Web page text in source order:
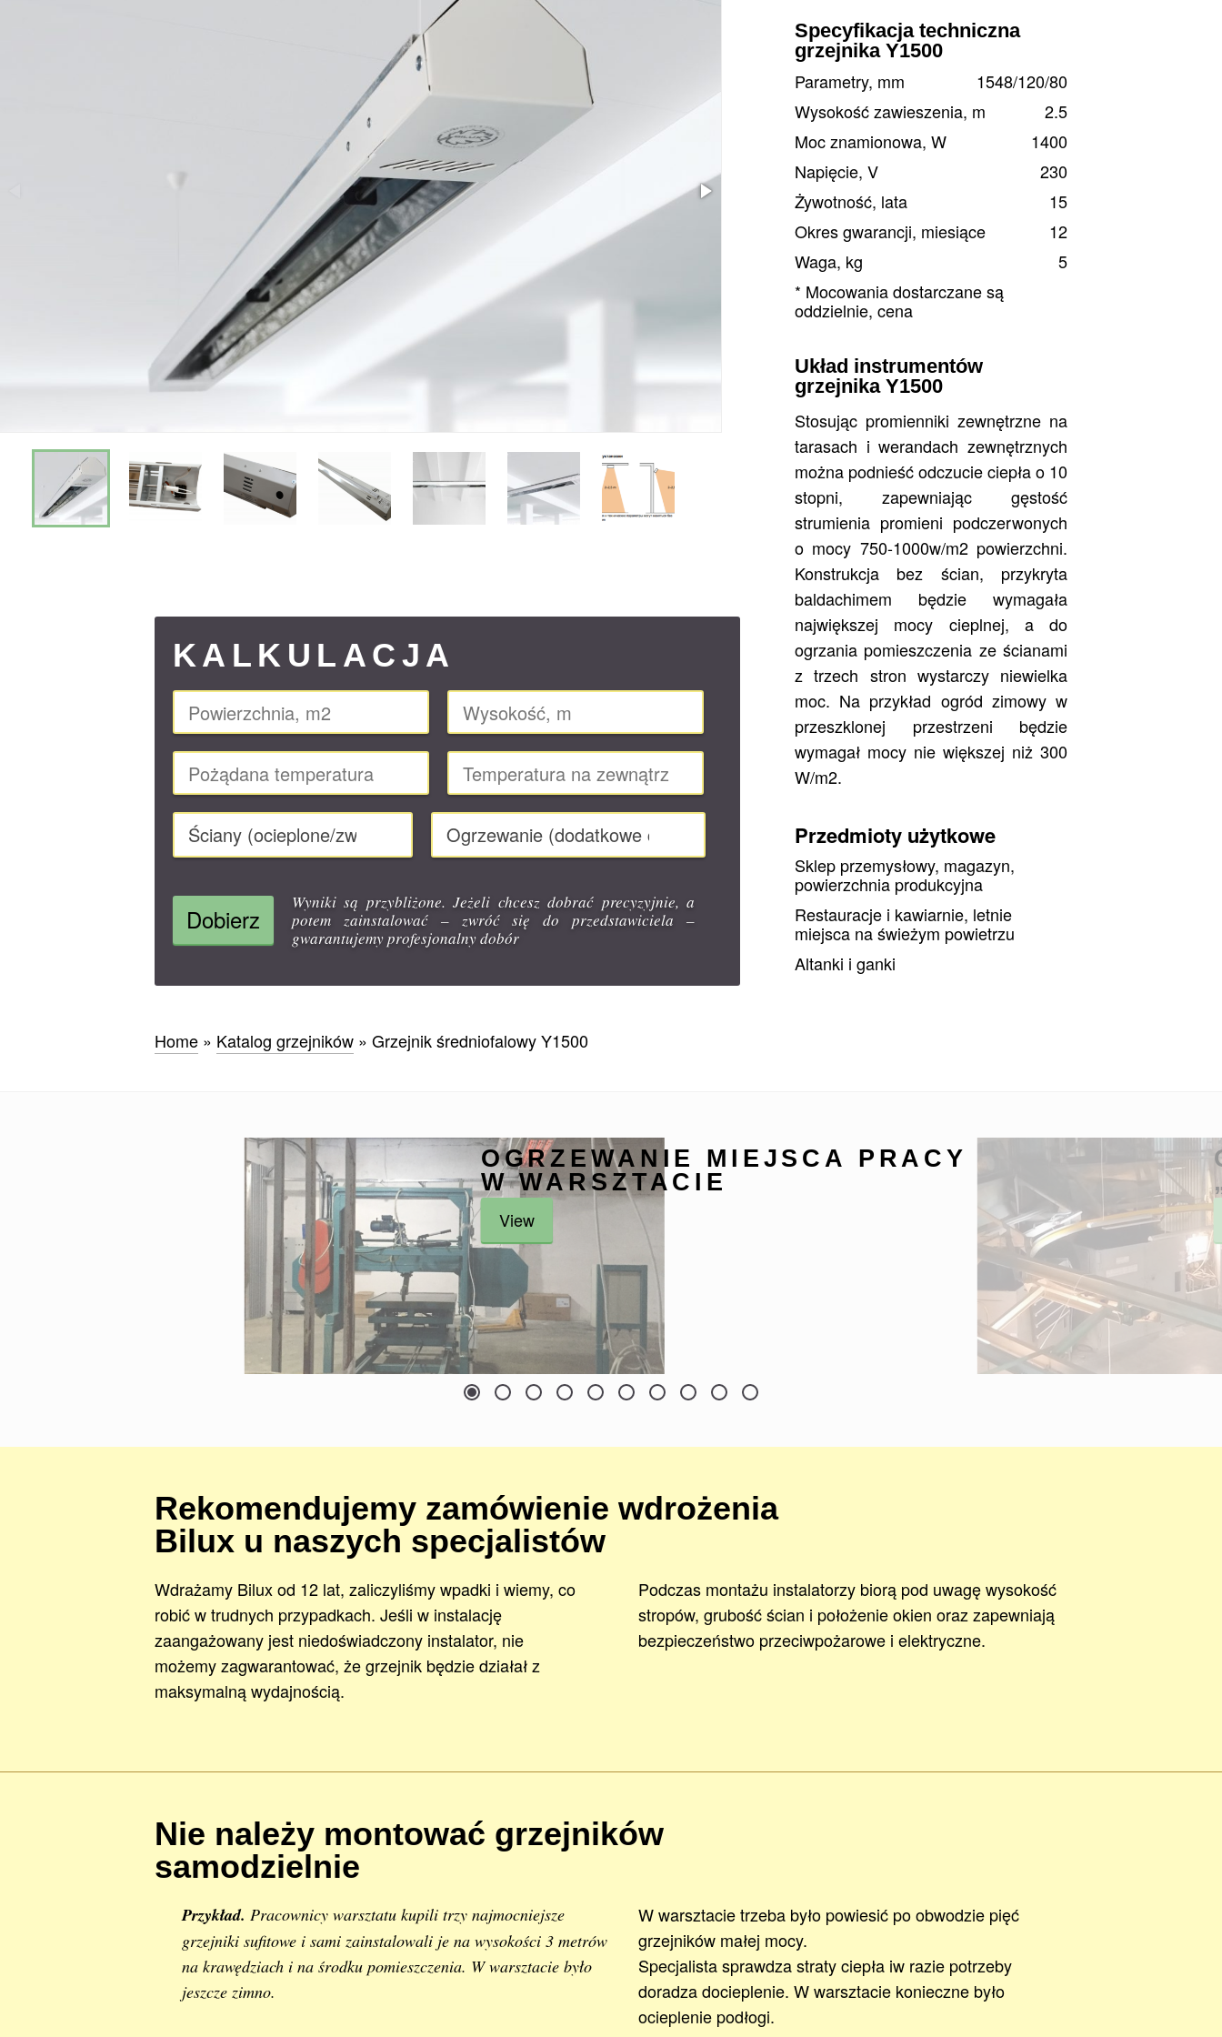
KALKULACJA
Ściany (ocieplone/zwykłe)
Dobierz
Wyniki są przybliżone. Jeżeli chcesz dobrać precyzyjnie, a
potem zainstalować – zwróć się do przedstawiciela –
gwarantujemy profesjonalny dobór
Specyfikacja techniczna
grzejnika Y1500
Parametry, mm
1548/120/80
Wysokość zawieszenia, m
2.5
Moc znamionowa, W
1400
Napięcie, V
230
Żywotność, lata
15
Okres gwarancji, miesiące
12
Waga, kg
5
* Mocowania dostarczane są
oddzielnie, cena
Układ instrumentów
grzejnika Y1500
Stosując promienniki zewnętrzne na
tarasach i werandach zewnętrznych
można podnieść odczucie ciepła o 10
stopni, zapewniając gęstość
strumienia promieni podczerwonych
o mocy 750-1000w/m2 powierzchni.
Konstrukcja bez ścian, przykryta
baldachimem będzie wymagała
największej mocy cieplnej, a do
ogrzania pomieszczenia ze ścianami
z trzech stron wystarczy niewielka
moc. Na przykład ogród zimowy w
przeszklonej przestrzeni będzie
wymagał mocy nie większej niż 300
W/m2.
Przedmioty użytkowe
Sklep przemysłowy, magazyn,
powierzchnia produkcyjna
Restauracje i kawiarnie, letnie
miejsca na świeżym powietrzu
Altanki i ganki
Home » Katalog grzejników » Grzejnik średniofalowy Y1500
OGRZEWANIE MIEJSCA PRACY
W WARSZTACIE
View
Rekomendujemy zamówienie wdrożenia
Bilux u naszych specjalistów
Wdrażamy Bilux od 12 lat, zaliczyliśmy wpadki i wiemy, co
robić w trudnych przypadkach. Jeśli w instalację
zaangażowany jest niedoświadczony instalator, nie
możemy zagwarantować, że grzejnik będzie działał z
maksymalną wydajnością.
Podczas montażu instalatorzy biorą pod uwagę wysokość
stropów, grubość ścian i położenie okien oraz zapewniają
bezpieczeństwo przeciwpożarowe i elektryczne.
Nie należy montować grzejników
samodzielnie
Przykład. Pracownicy warsztatu kupili trzy najmocniejsze
grzejniki sufitowe i sami zainstalowali je na wysokości 3 metrów
na krawędziach i na środku pomieszczenia. W warsztacie było
jeszcze zimno.
W warsztacie trzeba było powiesić po obwodzie pięć
grzejników małej mocy.
Specjalista sprawdza straty ciepła iw razie potrzeby
doradza docieplenie. W warsztacie konieczne było
ocieplenie podłogi.
Nieodpłatnie.
Zamówienie